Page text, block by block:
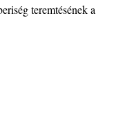
teremtésének a